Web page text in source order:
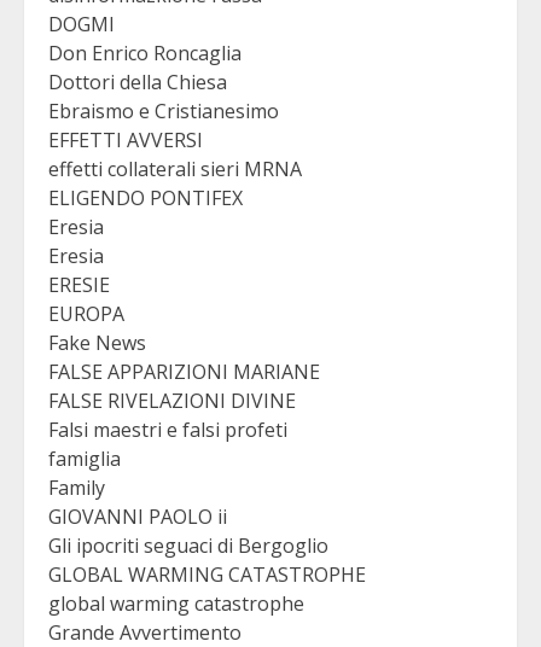
DOGMI
Don Enrico Roncaglia
Dottori della Chiesa
Ebraismo e Cristianesimo
EFFETTI AVVERSI
effetti collaterali sieri MRNA
ELIGENDO PONTIFEX
Eresia
Eresia
ERESIE
EUROPA
Fake News
FALSE APPARIZIONI MARIANE
FALSE RIVELAZIONI DIVINE
Falsi maestri e falsi profeti
famiglia
Family
GIOVANNI PAOLO ii
Gli ipocriti seguaci di Bergoglio
GLOBAL WARMING CATASTROPHE
global warming catastrophe
Grande Avvertimento